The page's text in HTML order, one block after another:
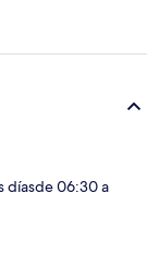
díasde 06:30 a